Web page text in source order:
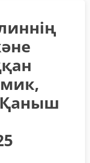
Қаныш